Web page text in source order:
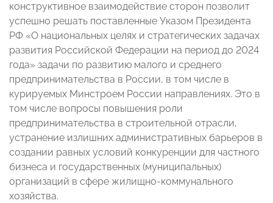
конструктивное взаимодействие сторон позволит
успешно решать поставленные Указом Президента
РФ «О национальных целях и стратегических задачах
развития Российской Федерации на период до 2024
года» задачи по развитию малого и среднего
предпринимательства в России, в том числе в
курируемых Минстроем России направлениях. Это в
том числе вопросы повышения роли
предпринимательства в строительной отрасли,
устранение излишних административных барьеров в
создании равных условий конкуренции для частного
бизнеса и государственных (муниципальных)
организаций в сфере жилищно-коммунального
хозяйства.